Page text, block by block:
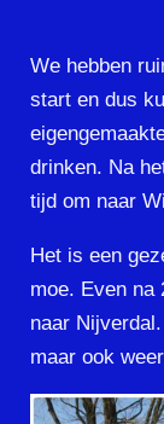
We hebben
start en dus
drinken. Na
tijd om naar
Het is een
moe. Even na
naar
maar ook